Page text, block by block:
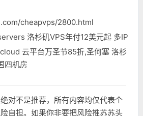
cheapvps/2800.html
洛杉矶VPS年付12美元起 多IP
云平台万圣节85折,圣何塞 洛杉
四机房
对不是推荐，所有内容均仅代表个
自担。如果你非要把风险推苏苏头